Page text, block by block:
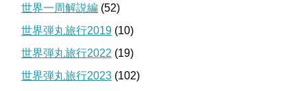
世界一周解説編 (52)
世界弾丸旅行2019 (10)
世界弾丸旅行2022 (19)
世界弾丸旅行2023 (102)